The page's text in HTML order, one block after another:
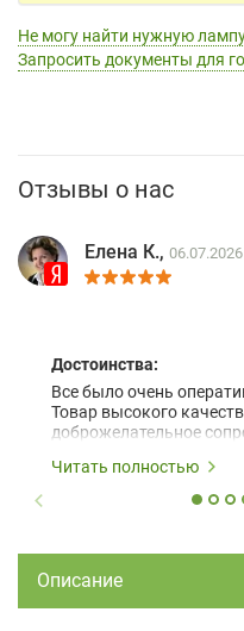
Не могу найти нужную
Запросить документы для
Отзывы о нас
Елена К., 06.07.2026
Достоинства:
Все было очень
Товар высокого
доброжелательное
Читать полностью
Описание